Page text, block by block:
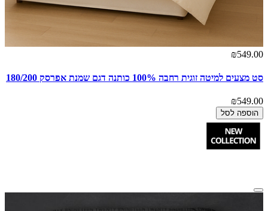
₪549.00
סט מצעים למיטה זוגית רחבה 100% כותנה דגם שמנת אפרסק 180/200
₪549.00
הוספה לסל